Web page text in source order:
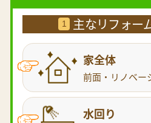
1 主なリフォー
家全体
前面・リノベー
水回り